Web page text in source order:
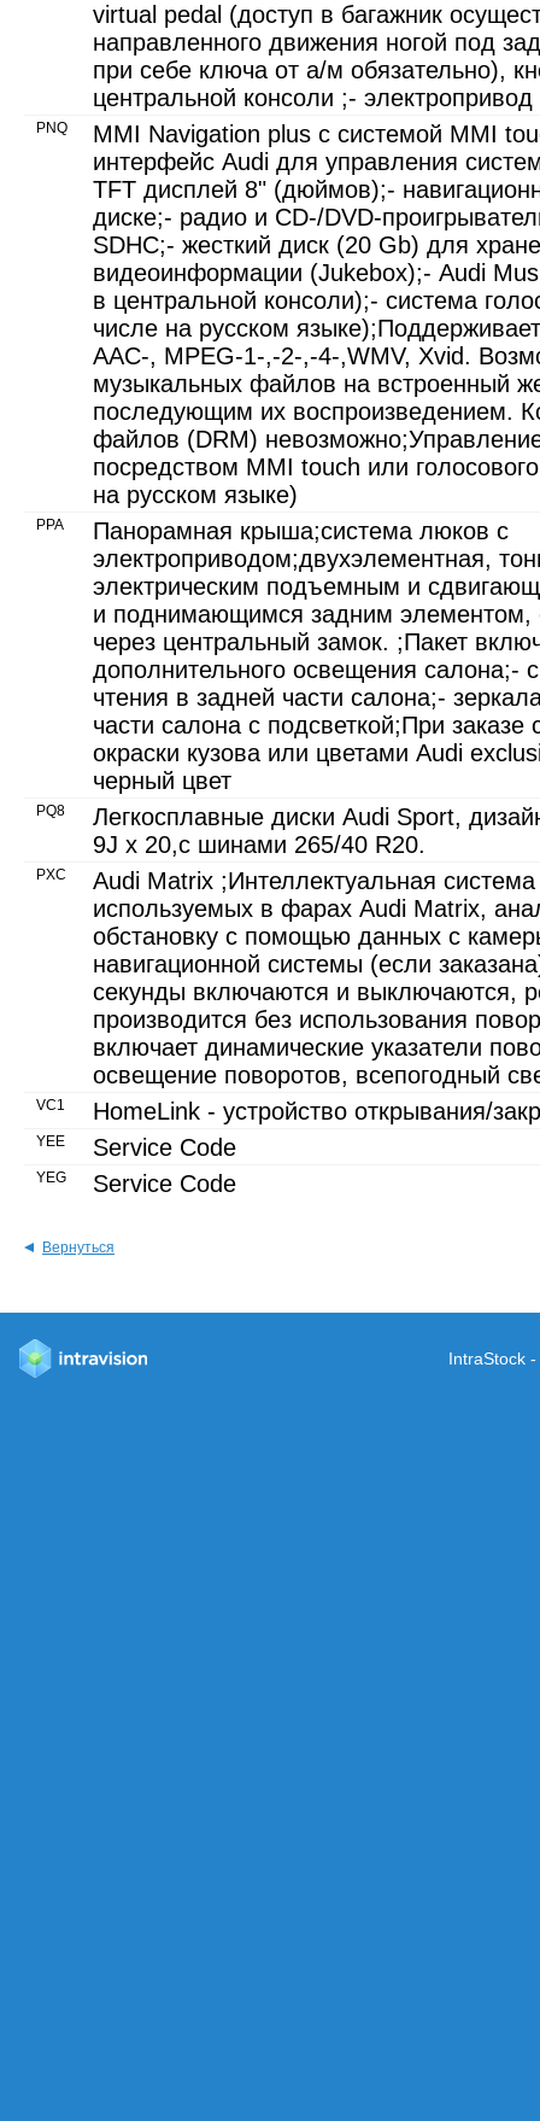
virtual pedal (доступ в багажник
направленного движения ногой под
при себе ключа от а/м обязательно),
центральной консоли ;-
PNQ
MMI Navigation plus с системой MMI
интерфейс Audi для управления
TFT дисплей 8" (дюймов);-
диске;- радио и CD-/DVD-
SDHC;- жесткий диск (20 Gb) для
видеоинформации (Jukebox);- Audi
в центральной консоли);- система
числе на русском
AAC-, MPEG-1-,-2-,-4-,WMV, Xvid.
музыкальных файлов на встроенный
последующим их воспроизведением.
файлов (DRM)
посредством MMI touch или
на русском языке)
PPA
Панорамная крыша;система люков с
электроприводом;двухэлементная,
электрическим подъемным и
и поднимающимся задним
через центральный замок. ;Пакет
дополнительного освещения салона;-
чтения в задней части салона;-
части салона с подсветкой;При
окраски кузова или цветами Audi
черный цвет
PQ8
Легкосплавные диски Audi Sport,
9J x 20,с шинами 265/40 R20.
PXC
Audi Matrix ;Интеллектуальная
используемых в фарах Audi Matrix,
обстановку с помощью данных с
навигационной системы (если
секунды включаются и выключаются,
производится без использования
включает динамические указатели
освещение поворотов, всепогодный
VC1 HomeLink - устройство открывания/
YEE Service Code
YEG Service Code
Вернуться
IntraStock